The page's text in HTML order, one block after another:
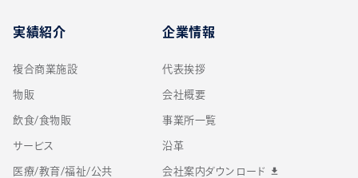
実績紹介
複合商業施設
物販
飲食/食物販
サービス
医療/教育/福祉/公共
企業情報
代表挨拶
会社概要
事業所一覧
沿革
会社案内ダウンロード download